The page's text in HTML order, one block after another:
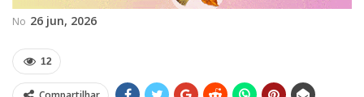
No 26 jun, 2026
12